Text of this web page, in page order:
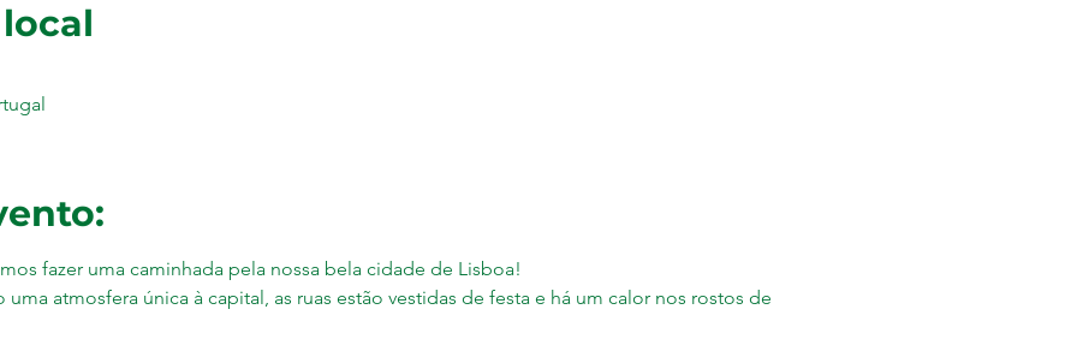
fazer uma caminhada pela nossa bela cidade de Lisboa!
atmosfera única à capital, as ruas estão vestidas de festa e há um calor nos rostos de